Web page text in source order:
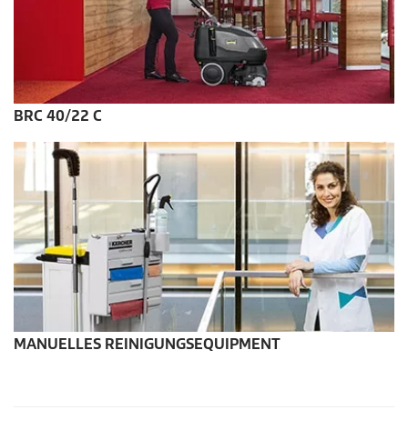
BRC 40/22 C
MANUELLES REINIGUNGSEQUIPMENT